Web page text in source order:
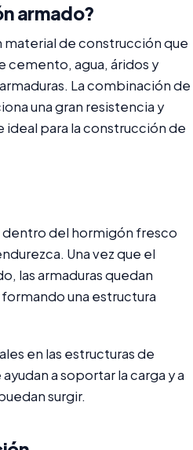
armado?
material de construcción que
cemento, agua, áridos y
La combinación de
una gran resistencia y
ideal para la construcción de
dentro del hormigón fresco
Una vez que el
las armaduras quedan
una estructura
en las estructuras de
a soportar la carga y a
surgir.